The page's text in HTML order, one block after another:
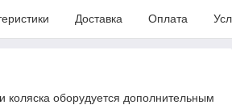
Доставка Оплата
коляска оборудуется дополнительным